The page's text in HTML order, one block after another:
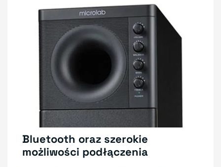
Bluetooth oraz szerokie
możliwości podłączenia